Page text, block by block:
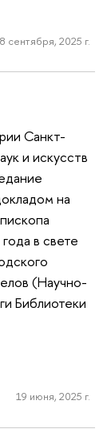
сентября, 2025 г.
Санкт-
и искусств
на
в свете
(Научно-
Библиотеки
19 июня, 2025 г.